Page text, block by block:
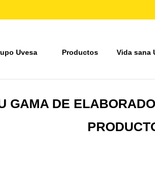
Uvesa Productos Vida sana
GAMA DE